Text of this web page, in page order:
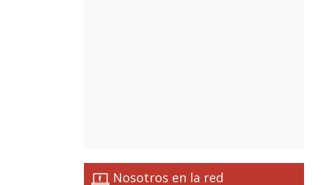
Nosotros en la red